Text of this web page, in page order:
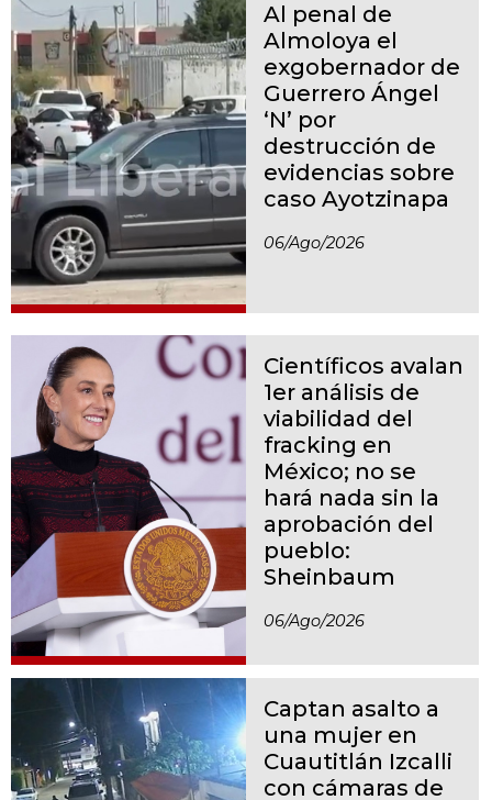
Al penal de
Almoloya el
exgobernador de
Guerrero Ángel
‘N’ por
destrucción de
evidencias sobre
caso Ayotzinapa
06/ago/2026
Científicos avalan
1er análisis de
viabilidad del
fracking en
México; no se
hará nada sin la
aprobación del
pueblo:
Sheinbaum
06/ago/2026
Captan asalto a
una mujer en
Cuautitlán Izcalli
con cámaras de